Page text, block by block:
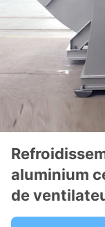
aluminium
de